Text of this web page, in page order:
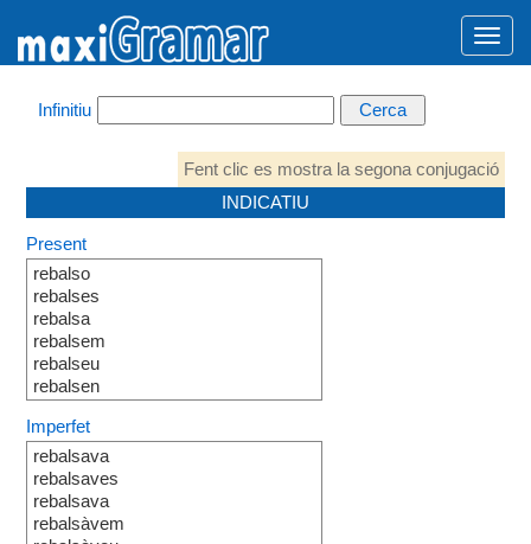
Infinitiu
Fent clic es mostra la segona conjugació
INDICATIU
Present
rebalso
rebalses
rebalsa
rebalsem
rebalseu
rebalsen
Imperfet
rebalsava
rebalsaves
rebalsava
rebalsàvem